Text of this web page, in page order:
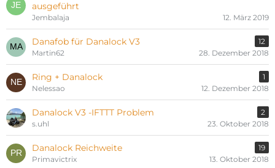
ausgeführt
Jembalaja 12. März 2019
Danafob für Danalock V3
12
Martin62
28. Dezember 2018
Ring + Danalock
1
Nelessao
12. Dezember 2018
Danalock V3 -IFTTT Problem
2
s.uhl
23. Oktober 2018
Danalock Reichweite
19
Primavictrix
13. Oktober 2018